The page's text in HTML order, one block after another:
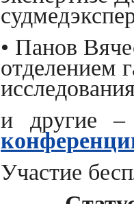
• Панов
отделением
и другие –
Участие